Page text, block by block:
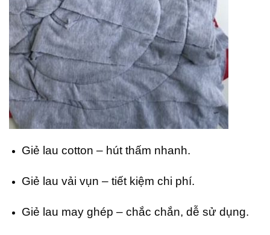
Giẻ lau cotton – hút thấm nhanh.
Giẻ lau vải vụn – tiết kiệm chi phí.
Giẻ lau may ghép – chắc chắn, dễ sử dụng.